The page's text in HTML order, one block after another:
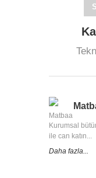
Kurumsal
ile can katın...
Daha fazla...